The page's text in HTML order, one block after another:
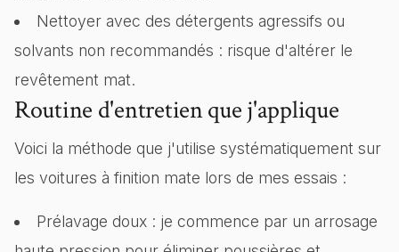
Nettoyer avec des détergents agressifs ou
solvants non recommandés : risque d'altérer le
revêtement mat.
Routine d'entretien que j'applique
Voici la méthode que j'utilise systématiquement sur
les voitures à finition mate lors de mes essais :
Prélavage doux : je commence par un arrosage